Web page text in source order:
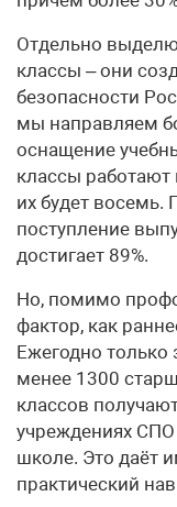
Отдельно
классы – они
безопасности
мы направляем
оснащение
классы работают
их будет восемь.
поступление
достигает 89%.
Но, помимо
фактор, как
Ежегодно только
менее 1300
классов
учреждениях
школе. Это даёт
практический